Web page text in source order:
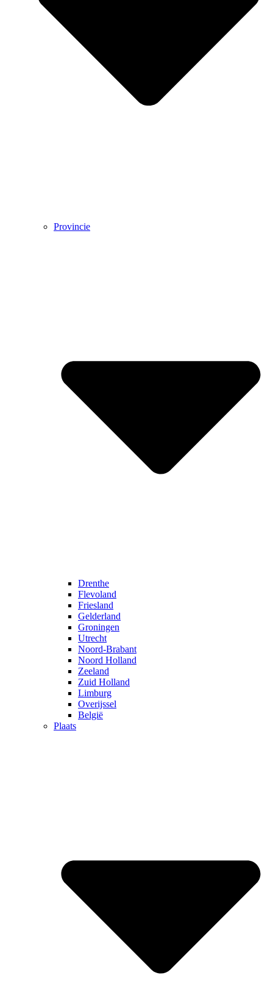
Provincie
Drenthe
Flevoland
Friesland
Gelderland
Groningen
Utrecht
Noord-Brabant
Noord Holland
Zeeland
Zuid Holland
Limburg
Overijssel
België
Plaats